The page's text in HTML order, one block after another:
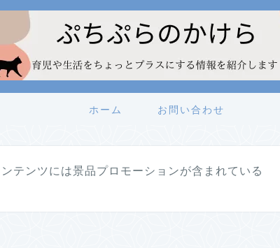
ホーム お問い合わせ
テンツには景品プロモーションが含まれている